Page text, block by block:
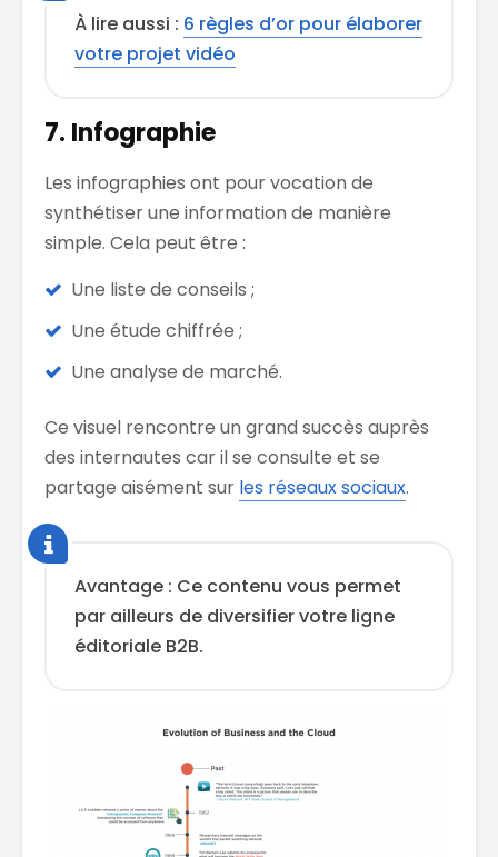
À lire aussi : 6 règles d’or pour élaborer
votre projet vidéo
7. Infographie
Les infographies ont pour vocation de
synthétiser une information de manière
simple. Cela peut être :
Une liste de conseils ;
Une étude chiffrée ;
Une analyse de marché.
Ce visuel rencontre un grand succès auprès
des internautes car il se consulte et se
partage aisément sur les réseaux sociaux.
Avantage : Ce contenu vous permet
par ailleurs de diversifier votre ligne
éditoriale B2B.